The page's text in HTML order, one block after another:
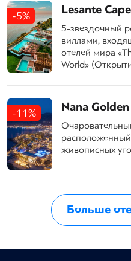
-5% Lesante
5-звездочный
виллами,
отелей мира
World»
-11% Nana
живописных
Больше